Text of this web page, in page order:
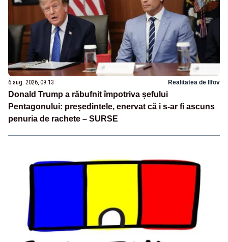
6 aug. 2026, 09:13 Realitatea de Ilfov
Donald Trump a răbufnit împotriva șefului
Pentagonului: președintele, enervat că i s-ar fi ascuns
penuria de rachete – SURSE